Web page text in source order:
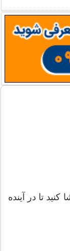
تا در آینده